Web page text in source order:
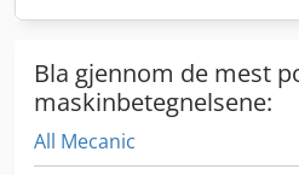
Bla gjennom de mest
maskinbetegnelsene:
All Mecanic